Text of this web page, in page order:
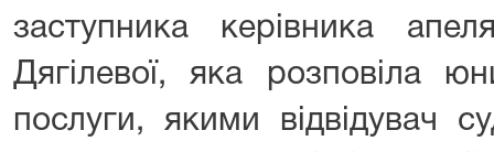
заступника керівника
Дягілевої, яка розповіла
послуги, якими відвідувач